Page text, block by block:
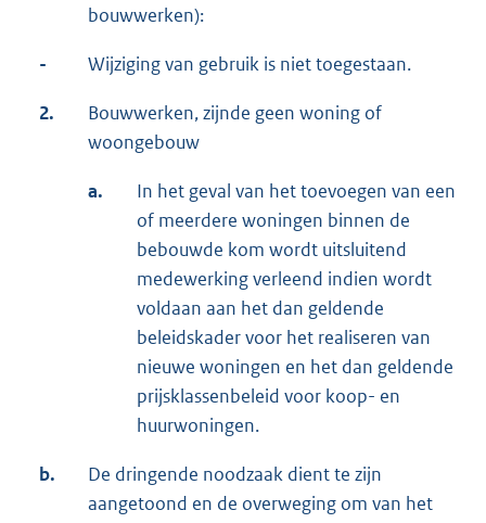
bouwwerken):
- Wijziging van gebruik is niet toegestaan.
2.
Bouwwerken, zijnde geen woning of
woongebouw
a.
In het geval van het toevoegen van een
of meerdere woningen binnen de
bebouwde kom wordt uitsluitend
medewerking verleend indien wordt
voldaan aan het dan geldende
beleidskader voor het realiseren van
nieuwe woningen en het dan geldende
prijsklassenbeleid voor koop- en
huurwoningen.
b.
De dringende noodzaak dient te zijn
aangetoond en de overweging om van het